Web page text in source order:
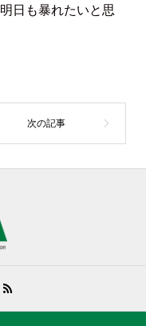
日も暴れたいと思